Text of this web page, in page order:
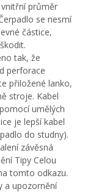
průměr
se nesmí
částice,
tak, že
perforace
přiložené lanko,
stroje. Kabel
umělých
je lepší kabel
do studny).
závěsná
Tipy Celou
tomto odkazu.
a upozornění